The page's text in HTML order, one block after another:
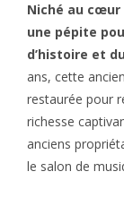
Niché au cœur
une pépite
d’histoire et
ans, cette
restaurée pour
richesse
anciens
le salon de